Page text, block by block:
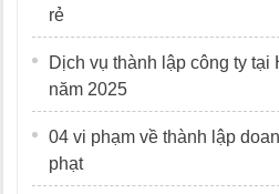
rẻ
Dịch vụ thành lập công ty tại
năm 2025
04 vi phạm về thành lập
phạt